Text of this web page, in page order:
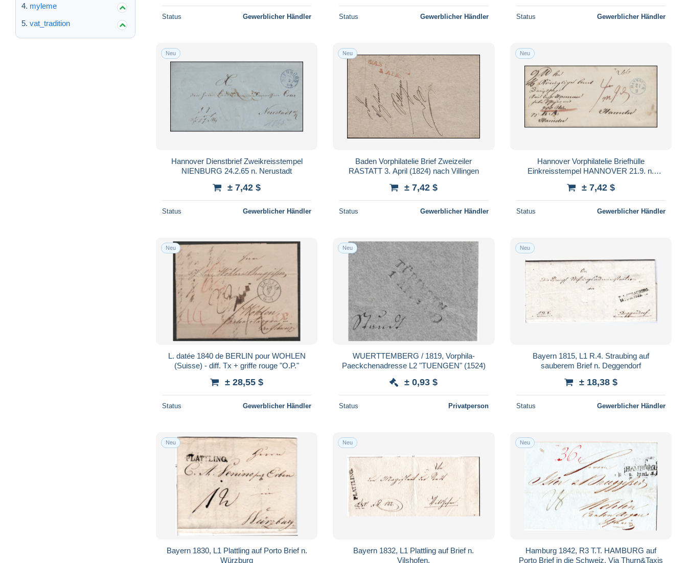
myleme
vat_tradition
Status Gewerblicher Händler Status Gewerblicher Händler Status Gewerblicher Händler
Neu
Hannover Dienstbrief Zweikreisstempel
NIENBURG 24.2.65 n. Nerustadt
± 7,42 $
Status Gewerblicher Händler
Neu
Baden Vorphilatelie Brief Zweizeiler
RASTATT 3. April (1824) nach Villingen
± 7,42 $
Status Gewerblicher Händler
Neu
Hannover Vorphilatelie Briefhülle
Einkreisstempel HANNOVER 21.9. n.
± 7,42 $
Status Gewerblicher Händler
Neu
L. datée 1840 de BERLIN pour WOHLEN
(Suisse) - diff. Tx + griffe rouge "O.P."
± 28,55 $
Status Gewerblicher Händler
Neu
WUERTTEMBERG / 1819, Vorphila-
Paeckchenadresse L2 "TUENGEN" (1524)
± 0,93 $
Status Privatperson
Neu
Bayern 1815, L1 R.4. Straubing auf
sauberem Brief n. Deggendorf
± 18,38 $
Status Gewerblicher Händler
Neu
Bayern 1830, L1 Plattling auf Porto Brief n.
Würzburg
Neu
Bayern 1832, L1 Plattling auf Brief n.
Vilshofen.
Neu
Hamburg 1842, R3 T.T. HAMBURG auf
Porto Brief in die Schweiz. Via Thurn&Taxis